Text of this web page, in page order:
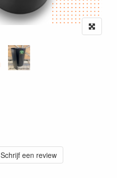
Schrijf een review